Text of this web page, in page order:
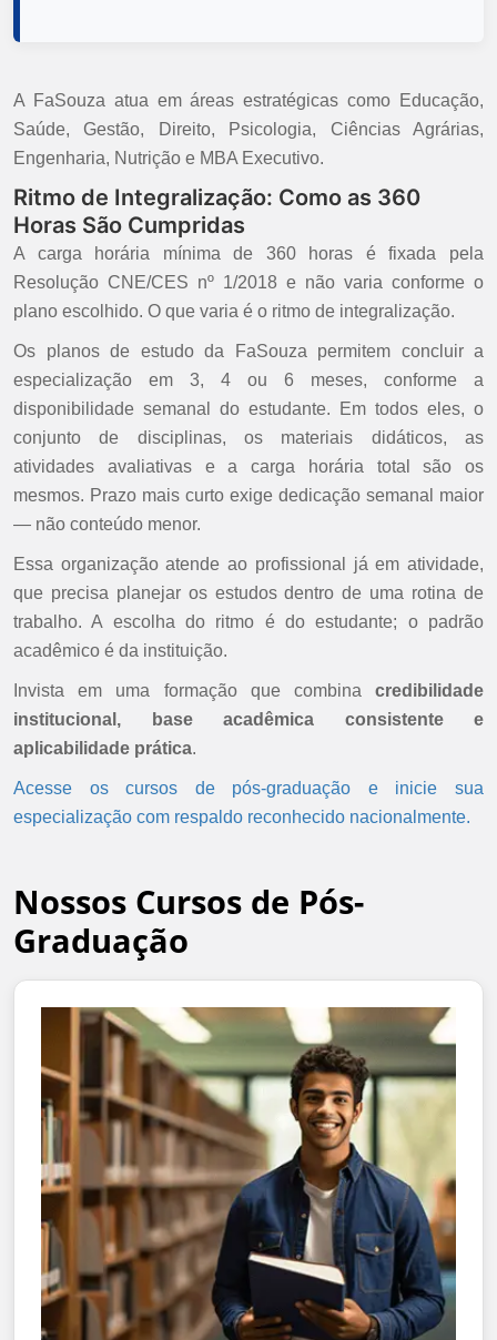
A FaSouza atua em áreas estratégicas como Educação,
Saúde, Gestão, Direito, Psicologia, Ciências Agrárias,
Engenharia, Nutrição e MBA Executivo.
Ritmo de Integralização: Como as 360
Horas São Cumpridas
A carga horária mínima de 360 horas é fixada pela
Resolução CNE/CES nº 1/2018 e não varia conforme o
plano escolhido. O que varia é o ritmo de integralização.
Os planos de estudo da FaSouza permitem concluir a
especialização em 3, 4 ou 6 meses, conforme a
disponibilidade semanal do estudante. Em todos eles, o
conjunto de disciplinas, os materiais didáticos, as
atividades avaliativas e a carga horária total são os
mesmos. Prazo mais curto exige dedicação semanal maior
— não conteúdo menor.
Essa organização atende ao profissional já em atividade,
que precisa planejar os estudos dentro de uma rotina de
trabalho. A escolha do ritmo é do estudante; o padrão
acadêmico é da instituição.
Invista em uma formação que combina credibilidade
institucional, base acadêmica consistente e
aplicabilidade prática.
Acesse os cursos de pós-graduação e inicie sua
especialização com respaldo reconhecido nacionalmente.
Nossos Cursos de Pós-
Graduação